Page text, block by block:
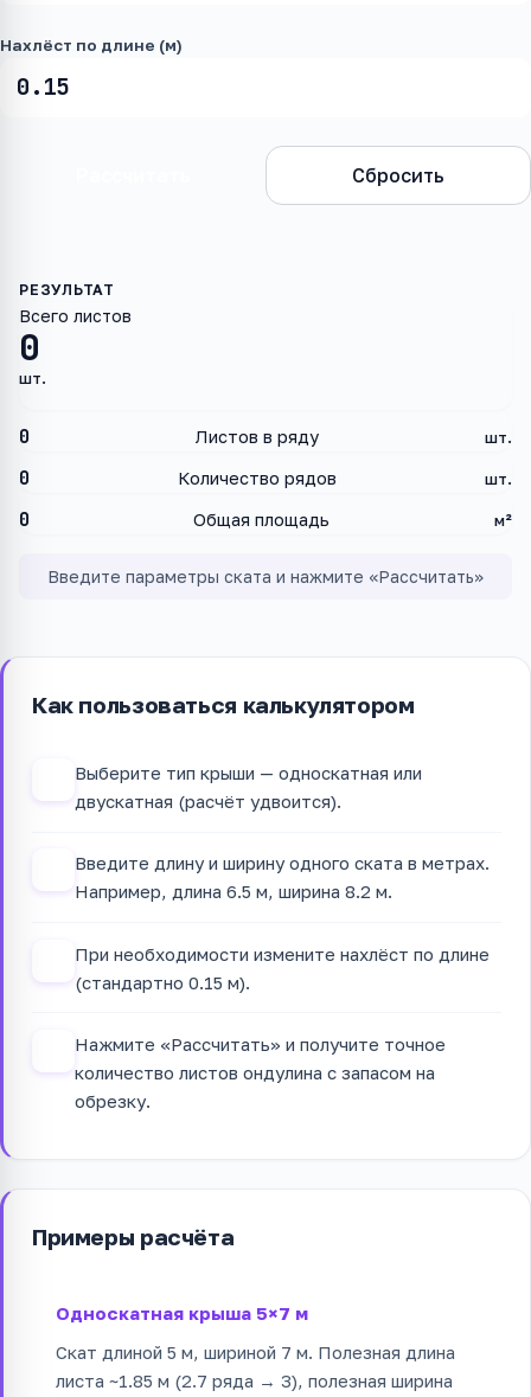
Нахлёст по длине (м)
Сбросить
0
Всего листов
шт.
0 Листов в ряду шт.
0 Количество рядов шт.
0 Общая площадь м²
Введите параметры ската и нажмите «Рассчитать»
Как пользоваться калькулятором
Выберите тип крыши — односкатная или
двускатная (расчёт удвоится).
Введите длину и ширину одного ската в метрах.
Например, длина 6.5 м, ширина 8.2 м.
При необходимости измените нахлёст по длине
(стандартно 0.15 м).
Нажмите «Рассчитать» и получите точное
количество листов ондулина с запасом на
обрезку.
Примеры расчёта
Односкатная крыша 5×7 м
Скат длиной 5 м, шириной 7 м. Полезная длина
листа ~1.85 м (2.7 ряда → 3), полезная ширина